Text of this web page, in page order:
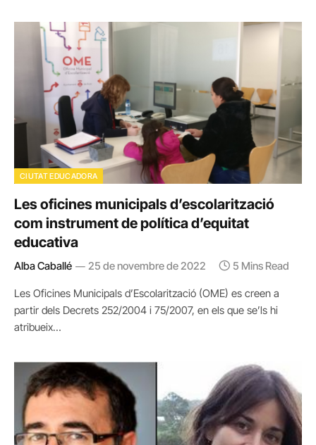
CIUTAT EDUCADORA
Les oficines municipals d’escolarització
com instrument de política d’equitat
educativa
Alba Caballé 25 de novembre de 2022 5 Mins Read
Les Oficines Municipals d’Escolarització (OME) es creen a
partir dels Decrets 252/2004 i 75/2007, en els que se’ls hi
atribueix…